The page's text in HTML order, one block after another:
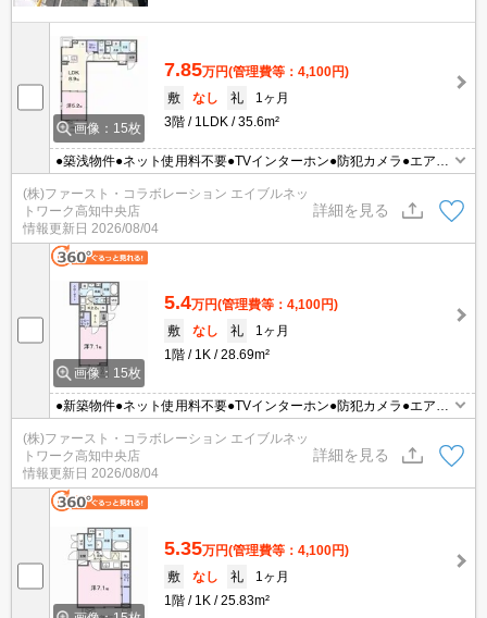
画像：15枚
7.85万円(管理費等：4,100円)
敷
なし 礼
1ヶ月
3階
1LDK 35.6m²
●築浅物件●ネット使用料不要●TVインターホン●防犯カメラ●エアコ
ン●温水洗浄便座●都市ガス
(株)ファースト・コラボレーション エイブルネッ
トワーク高知中央店
情報更新日 2026/08/04
詳細を見る
画像：15枚
5.4万円(管理費等：4,100円)
敷
なし 礼
1ヶ月
1階
1K 28.69m²
●新築物件●ネット使用料不要●TVインターホン●防犯カメラ●エアコ
ン●温水洗浄便座●都市ガス
(株)ファースト・コラボレーション エイブルネッ
トワーク高知中央店
情報更新日 2026/08/04
詳細を見る
5.35万円(管理費等：4,100円)
敷
なし 礼
1ヶ月
1階
1K 25.83m²